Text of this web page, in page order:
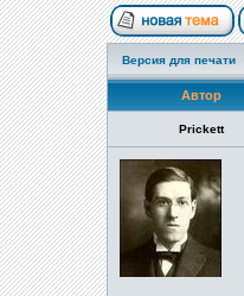
Версия для печати
Автор
Prickett